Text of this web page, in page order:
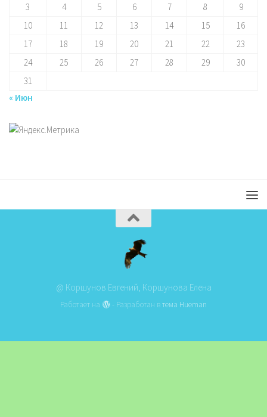
3
4 5 6 7 8
9
10
11 12 13 14 15
16
17
18 19 20 21 22
23
24
25 26 27 28 29
30
31
« Июн
@ Коршунов Евгений, Коршунова Елена
Работает на - Разработан втема Hueman